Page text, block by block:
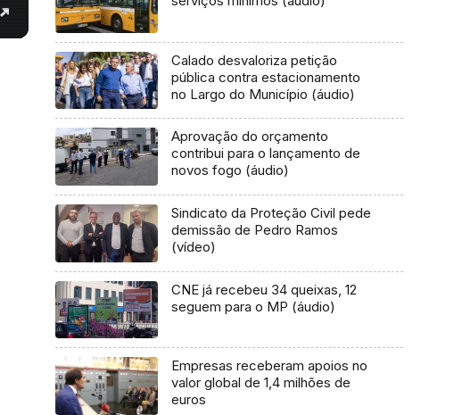
Calado desvaloriza petição
pública contra estacionamento
no Largo do Município (áudio)
Aprovação do orçamento
contribui para o lançamento de
novos fogo (áudio)
Sindicato da Proteção Civil pede
demissão de Pedro Ramos
(vídeo)
CNE já recebeu 34 queixas, 12
seguem para o MP (áudio)
Empresas receberam apoios no
valor global de 1,4 milhões de
euros